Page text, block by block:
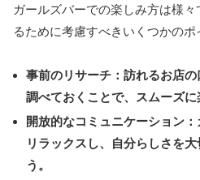
ガールズバーでの楽しみ方は様
るために考慮すべきいくつかのポ
事前のリサーチ：訪れるお店
調べておくことで、スムーズに
開放的なコミュニケーション
リラックスし、自分らしさを
う。